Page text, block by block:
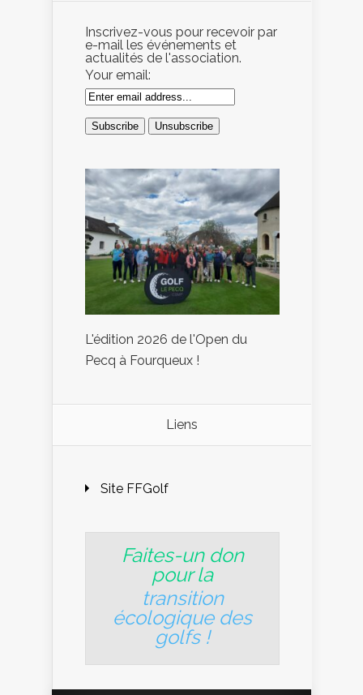
Inscrivez-vous pour recevoir par
e-mail les événements et
actualités de l'association.
Your email:
L'édition 2026 de l'Open du
Pecq à Fourqueux !
Liens
Site FFGolf
Faites-un don
pour la
transition
écologique des
golfs!